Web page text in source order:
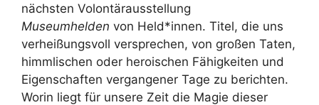
nächsten Volontärausstellung
Museumhelden von Held*innen. Titel, die uns
verheißungsvoll versprechen, von großen Taten,
himmlischen oder heroischen Fähigkeiten und
Eigenschaften vergangener Tage zu berichten.
Worin liegt für unsere Zeit die Magie dieser